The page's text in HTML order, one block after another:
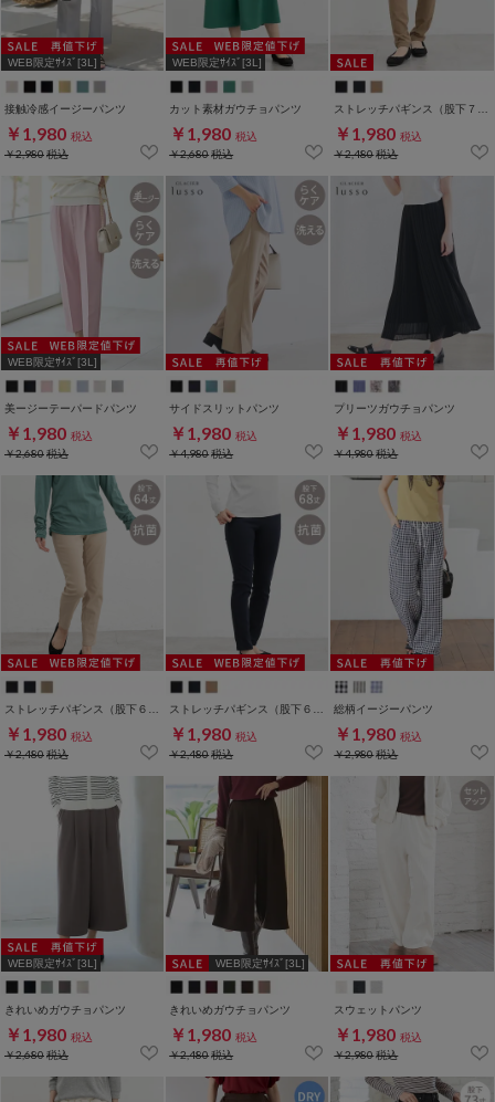
WEB限定ｻｲｽﾞ[3L]
接触冷感イージーパンツ
￥1,980 税込
￥2,980税込
WEB限定ｻｲｽﾞ[3L]
カット素材ガウチョパンツ
￥1,980 税込
￥2,680税込
￥1,980 税込
￥2,480税込
WEB限定ｻｲｽﾞ[3L]
美ージーテーパードパンツ
￥1,980 税込
￥2,680税込
サイドスリットパンツ
￥1,980 税込
￥4,980税込
プリーツガウチョパンツ
￥1,980 税込
￥4,980税込
￥1,980 税込
￥2,480税込
￥1,980 税込
￥2,480税込
総柄イージーパンツ
￥1,980 税込
￥2,980税込
WEB限定ｻｲｽﾞ[3L]
きれいめガウチョパンツ
￥1,980 税込
￥2,680税込
WEB限定ｻｲｽﾞ[3L]
きれいめガウチョパンツ
￥1,980 税込
￥2,480税込
スウェットパンツ
￥1,980 税込
￥2,980税込